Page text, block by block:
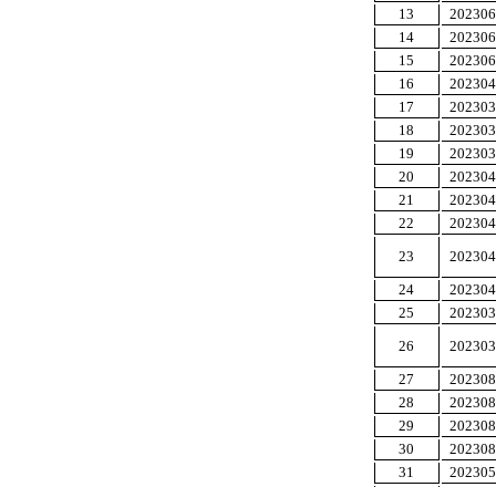
13
14
15
16
17
18
19
20
21
22
23
24
25
26
27
28
29
30
31